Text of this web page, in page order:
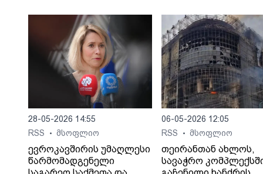
28-05-2026 14:55
RSS
• მსოფლიო
ევროკავშირის უმაღლესი
წარმომადგენელი
06-05-2026 12:05
RSS
• მსოფლიო
თეირანთან ახლოს,
სავაჭრო